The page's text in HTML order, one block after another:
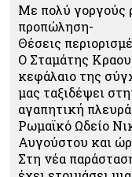
Με πολύ γοργούς
προπώληση-
Θέσεις
Ο Σταμάτης
κεφάλαιο της
μας ταξιδέψει
αγαπητική
Ρωμαϊκό Ωδείο
Αυγούστου και
Στη νέα